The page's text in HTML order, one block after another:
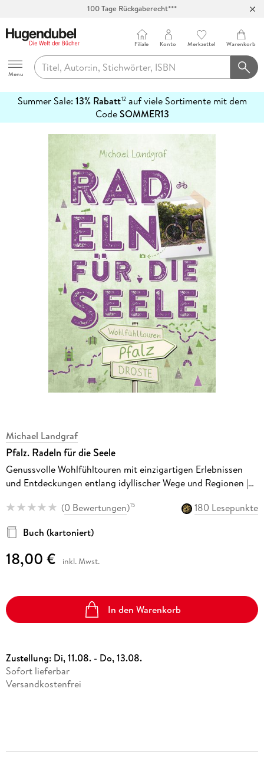
100 Tage Rückgaberecht***
Hugendubel
Menu
Filiale Konto Merkzettel Warenkorb
Summer Sale: 13% Rabatt12auf viele Sortimente mit dem
CodeSOMMER13
erfahren
Michael Landgraf
Pfalz. Radeln für die Seele
Genussvolle Wohlfühltouren mit einzigartigen Erlebnissen
und Entdeckungen entlang idyllischer Wege und Regionen |
(0 Bewertungen)15
180 Lesepunkte
Buch (kartoniert)
18,00 € inkl. Mwst.
In den Warenkorb
Zustellung: Di, 11.08. - Do, 13.08.
Sofort lieferbar
Versandkostenfrei